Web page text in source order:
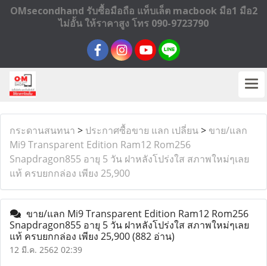
OMsecondhand รับซื้อมือถือ แท็บเล็ต macbook มือ1 มือ2
ไม่อั้น ให้ราคาสูง โทร 090-9723790
กระดานสนทนา > ประกาศซื้อขาย แลก เปลี่ยน> ขาย/แลก
Mi9 Transparent Edition Ram12 Rom256
Snapdragon855 อายุ 5 วัน ฝาหลังโปร่งใส สภาพใหม่ๆเลย
แท้ ครบยกกล่อง เพียง 25,900
ขาย/แลก Mi9 Transparent Edition Ram12 Rom256
Snapdragon855 อายุ 5 วัน ฝาหลังโปร่งใส สภาพใหม่ๆเลย
แท้ ครบยกกล่อง เพียง 25,900(882 อ่าน)
12 มี.ค. 2562 02:39